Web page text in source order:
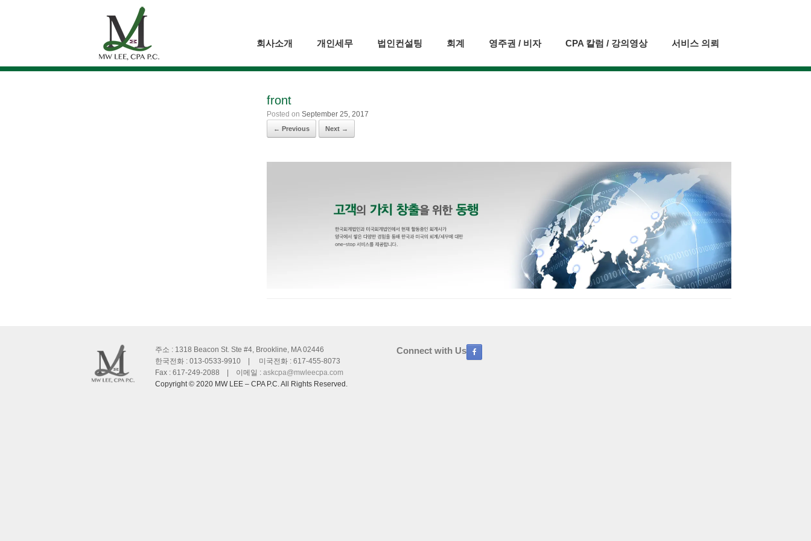
회사소개 개인세무 법인컨설팅 회계 영주권 / 비자 CPA 칼럼 / 강의영상 서비스 의뢰
front
Posted onSeptember 25, 2017
← Previous Next →
주소 : 1318 Beacon St. Ste #4, Brookline, MA 02446
한국전화 : 013-0533-9910 | 미국전화 : 617-455-8073
Fax : 617-249-2088 | 이메일 : askcpa@mwleecpa.com
Copyright © 2020 MW LEE – CPA P.C. All Rights Reserved.
Connect with Us